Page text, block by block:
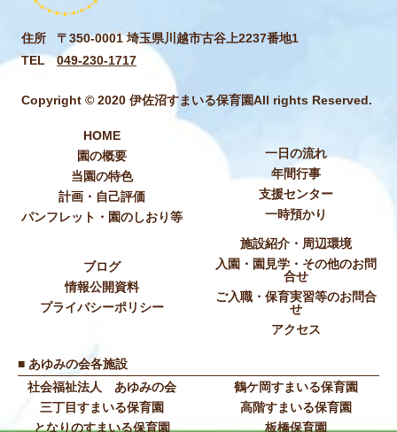
住所
〒350-0001 埼玉県川越市古谷上2237番地1
TEL
049-230-1717
Copyright © 2020 伊佐沼すまいる保育園All rights Reserved.
HOME
園の概要
当園の特色
計画・自己評価
パンフレット・園のしおり等
一日の流れ
年間行事
支援センター
一時預かり
ブログ
情報公開資料
プライバシーポリシー
施設紹介・周辺環境
入園・園見学・その他のお問
合せ
ご入職・保育実習等のお問合
せ
アクセス
■ あゆみの会各施設
社会福祉法人 あゆみの会
三丁目すまいる保育園
となりのすまいる保育園
鶴ケ岡すまいる保育園
高階すまいる保育園
板橋保育園